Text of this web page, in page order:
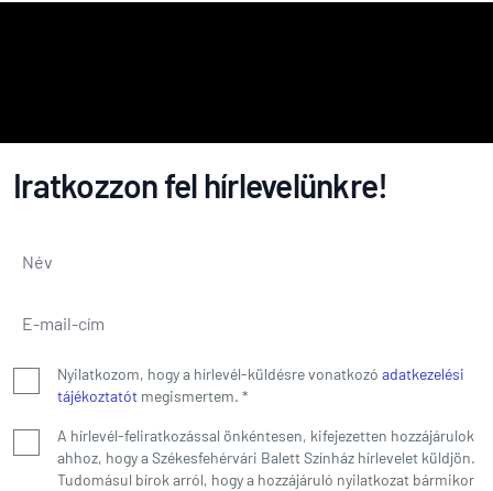
Iratkozzon fel hírlevelünkre!
Név
E-mail-cím
Nyilatkozom, hogy a hírlevél-küldésre vonatkozó adatkezelési
tájékoztatót megismertem. *
A hírlevél-feliratkozással önkéntesen, kifejezetten hozzájárulok
ahhoz, hogy a Székesfehérvári Balett Színház hírlevelet küldjön.
Tudomásul bírok arról, hogy a hozzájáruló nyilatkozat bármikor